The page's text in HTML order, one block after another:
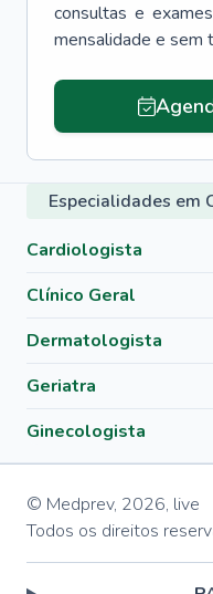
consultas e
mensalidade e sem
Especialidades em
Cardiologista
Clínico Geral
Dermatologista
Geriatra
Ginecologista
© Medprev, 2026, live
Todos os direitos